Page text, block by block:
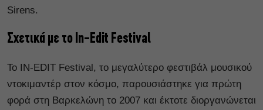
Sirens.
Σχετικά με το In-Edit Festival
Το IN-EDIT Festival, το μεγαλύτερο φεστιβάλ μουσικού
ντοκιμαντέρ στον κόσμο, παρουσιάστηκε για πρώτη
φορά στη Βαρκελώνη το 2007 και έκτοτε διοργανώνεται